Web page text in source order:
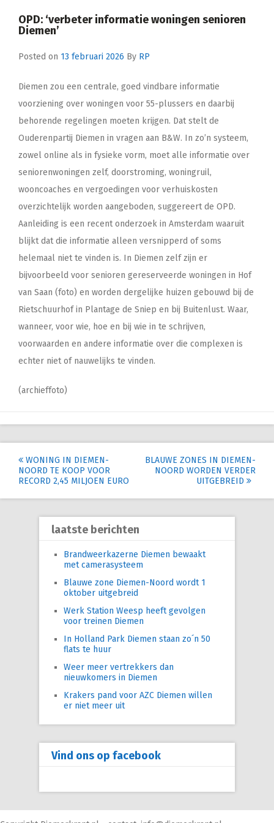
OPD: ‘verbeter informatie woningen senioren
Diemen’
Posted on 13 februari 2026 By RP
Diemen zou een centrale, goed vindbare informatie
voorziening over woningen voor 55-plussers en daarbij
behorende regelingen moeten krijgen. Dat stelt de
Ouderenpartij Diemen in vragen aan B&W. In zo’n systeem,
zowel online als in fysieke vorm, moet alle informatie over
seniorenwoningen zelf, doorstroming, woningruil,
wooncoaches en vergoedingen voor verhuiskosten
overzichtelijk worden aangeboden, suggereert de OPD.
Aanleiding is een recent onderzoek in Amsterdam waaruit
blijkt dat die informatie alleen versnipperd of soms
helemaal niet te vinden is. In Diemen zelf zijn er
bijvoorbeeld voor senioren gereserveerde woningen in Hof
van Saan (foto) en worden dergelijke huizen gebouwd bij de
Rietschuurhof in Plantage de Sniep en bij Buitenlust. Waar,
wanneer, voor wie, hoe en bij wie in te schrijven,
voorwaarden en andere informatie over die complexen is
echter niet of nauwelijks te vinden.
(archieffoto)
Post
navigation
WONING IN DIEMEN-
NOORD TE KOOP VOOR
RECORD 2,45 MILJOEN EURO
BLAUWE ZONES IN DIEMEN-
NOORD WORDEN VERDER
UITGEBREID
laatste berichten
Brandweerkazerne Diemen bewaakt
met camerasysteem
Blauwe zone Diemen-Noord wordt 1
oktober uitgebreid
Werk Station Weesp heeft gevolgen
voor treinen Diemen
In Holland Park Diemen staan zo´n 50
flats te huur
Weer meer vertrekkers dan
nieuwkomers in Diemen
Krakers pand voor AZC Diemen willen
er niet meer uit
Vind ons op facebook